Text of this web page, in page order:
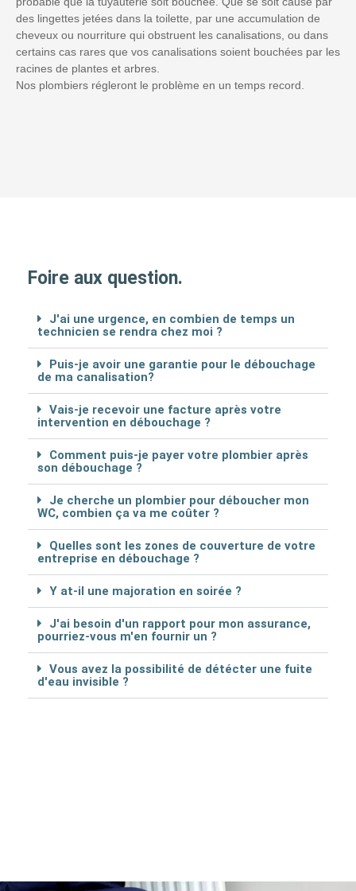
des lingettes jetées dans la toilette, par une accumulation de
cheveux ou nourriture qui obstruent les canalisations, ou dans
certains cas rares que vos canalisations soient bouchées par les
racines de plantes et arbres.
Nos plombiers régleront le problème en un temps record.
Foire aux question.
J'ai une urgence, en combien de temps un
technicien se rendra chez moi ?
Puis-je avoir une garantie pour le débouchage
de ma canalisation?
Vais-je recevoir une facture après votre
intervention en débouchage ?
Comment puis-je payer votre plombier après
son débouchage ?
Je cherche un plombier pour déboucher mon
WC, combien ça va me coûter ?
Quelles sont les zones de couverture de votre
entreprise en débouchage ?
Y at-il une majoration en soirée ?
J'ai besoin d'un rapport pour mon assurance,
pourriez-vous m'en fournir un ?
Vous avez la possibilité de détécter une fuite
d'eau invisible ?